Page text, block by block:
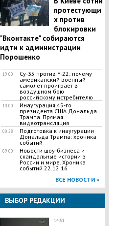
протестующи
х против
блокировки
"Вконтакте" собираются
идти к администрации
Порошенко
19:00
Су-35 против F-22: почему
американский военный
самолет проиграет в
воздушном бою
российскому истребителю
10:00
Инаугурация 45-го
президента США Дональда
Трампа. Прямая
видеотрансляция
00:28
Подготовка к инаугурации
Дональда Трампа: хроника
событий
09:00
Новости шоу-бизнеса и
скандальные истории в
России и мире. Хроника
событий 22.12.16
ВСЕ НОВОСТИ »
ВЫБОР РЕДАКЦИИ
14:51